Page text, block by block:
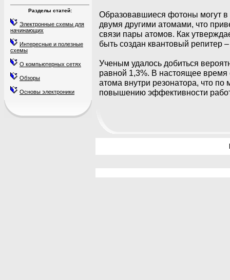
Разделы статей:
Электронные схемы для
начинающих
Интересные и полезные
схемы
О компьютерных сетях
Обзоры
Основы электроники
Образовавшиеся фотоны могут в
двумя другими атомами, что
связи пары атомов. Как
быть создан квантовый репитер
Ученым удалось добиться
равной 1,3%. В настоящее
атома внутри резонатора, что
повышению эффективности